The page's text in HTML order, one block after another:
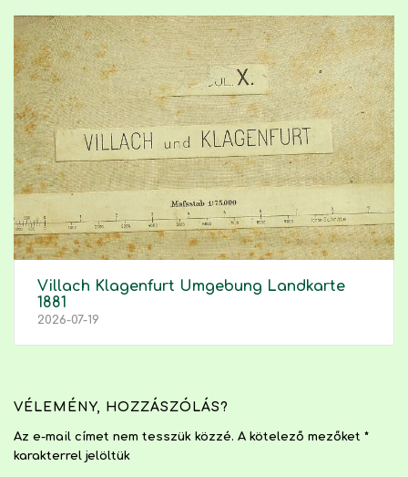
Villach Klagenfurt Umgebung Landkarte
1881
2026-07-19
VÉLEMÉNY, HOZZÁSZÓLÁS?
Az e-mail címet nem tesszük közzé. A kötelező mezőket *
karakterrel jelöltük